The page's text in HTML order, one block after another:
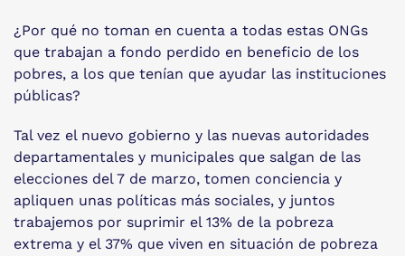
¿Por qué no toman en cuenta a todas estas ONGs
que trabajan a fondo perdido en beneficio de los
pobres, a los que tenían que ayudar las instituciones
públicas?
Tal vez el nuevo gobierno y las nuevas autoridades
departamentales y municipales que salgan de las
elecciones del 7 de marzo, tomen conciencia y
apliquen unas políticas más sociales, y juntos
trabajemos por suprimir el 13% de la pobreza
extrema y el 37% que viven en situación de pobreza